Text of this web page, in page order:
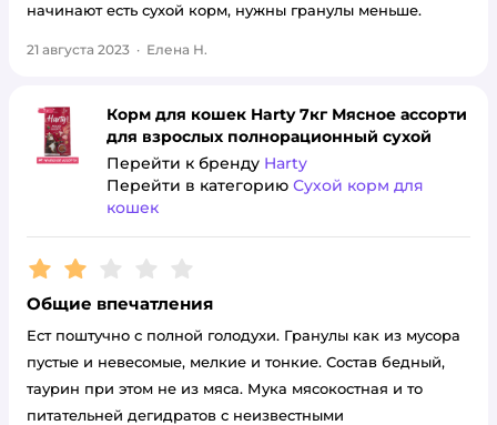
начинают есть сухой корм, нужны гранулы меньше.
21 августа 2023 · Елена Н.
Корм для кошек Harty 7кг Мясное ассорти
для взрослых полнорационный сухой
Перейти к бренду Harty
Перейти в категорию Сухой корм для
кошек
Рейтинг:2
Общие впечатления
Ест поштучно с полной голодухи. Гранулы как из мусора
пустые и невесомые, мелкие и тонкие. Состав бедный,
таурин при этом не из мяса. Мука мясокостная и то
питательней дегидратов с неизвестными